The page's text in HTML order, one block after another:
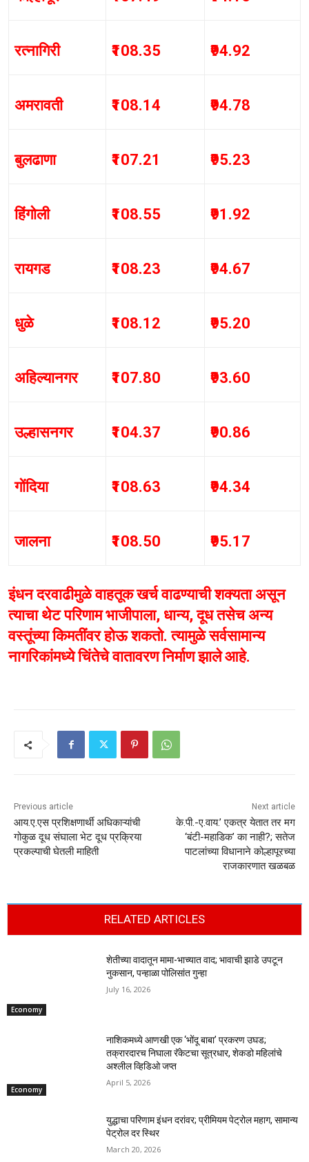
रत्नागिरी ₹108.35 ₹94.92
अमरावती ₹108.14 ₹94.78
बुलढाणा ₹107.21 ₹95.23
हिंगोली ₹108.55 ₹91.92
रायगड ₹108.23 ₹94.67
धुळे ₹108.12 ₹95.20
अहिल्यानगर ₹107.80 ₹93.60
उल्हासनगर ₹104.37 ₹90.86
गोंदिया ₹108.63 ₹94.34
जालना ₹108.50 ₹95.17
इंधन दरवाढीमुळे वाहतूक खर्च वाढण्याची शक्यता असून
त्याचा थेट परिणाम भाजीपाला, धान्य, दूध तसेच अन्य
वस्तूंच्या किमतींवर होऊ शकतो. त्यामुळे सर्वसामान्य
नागरिकांमध्ये चिंतेचे वातावरण निर्माण झाले आहे.
Previous article
आय.ए.एस प्रशिक्षणार्थी अधिकाऱ्यांची
गोकुळ दूध संघाला भेट दूध प्रक्रिया
प्रकल्पाची घेतली माहिती
Next article
के.पी.-ए.वाय.’ एकत्र येतात तर मग
‘बंटी-महाडिक’ का नाही?; सतेज
पाटलांच्या विधानाने कोल्हापूरच्या
राजकारणात खळबळ
RELATED ARTICLES
Economy
शेतीच्या वादातून मामा-भाच्यात वाद; भावाची झाडे उपटून
नुकसान, पन्हाळा पोलिसांत गुन्हा
July 16, 2026
Economy
नाशिकमध्ये आणखी एक ‘भोंदू बाबा’ प्रकरण उघड;
तक्रारदारच निघाला रॅकेटचा सूत्रधार, शेकडो महिलांचे
अश्लील व्हिडिओ जप्त
April 5, 2026
युद्धाचा परिणाम इंधन दरांवर; प्रीमियम पेट्रोल महाग, सामान्य
पेट्रोल दर स्थिर
March 20, 2026